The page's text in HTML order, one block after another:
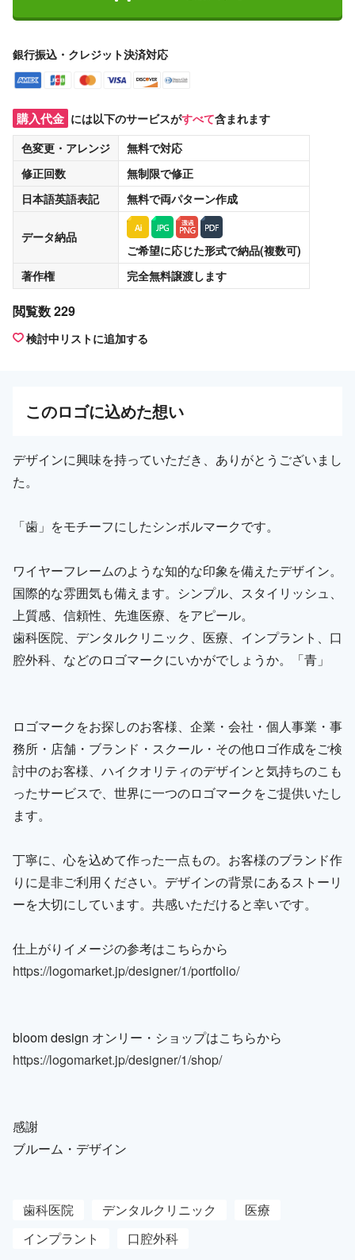
銀行振込・クレジット決済対応
購入代金 には以下のサービスがすべて含まれます
色変更・アレンジ
無料で対応
修正回数
無制限で修正
日本語英語表記
無料で両パターン作成
データ納品
ご希望に応じた形式で納品(複数可)
著作権
完全無料譲渡します
閲覧数 229
検討中リストに追加する
このロゴに込めた想い
デザインに興味を持っていただき、ありがとうございまし
た。
「歯」をモチーフにしたシンボルマークです。
ワイヤーフレームのような知的な印象を備えたデザイン。
国際的な雰囲気も備えます。シンプル、スタイリッシュ、
上質感、信頼性、先進医療、をアピール。
歯科医院、デンタルクリニック、医療、インプラント、口
腔外科、などのロゴマークにいかがでしょうか。「青」
ロゴマークをお探しのお客様、企業・会社・個人事業・事
務所・店舗・ブランド・スクール・その他ロゴ作成をご検
討中のお客様、ハイクオリティのデザインと気持ちのこも
ったサービスで、世界に一つのロゴマークをご提供いたし
ます。
丁寧に、心を込めて作った一点もの。お客様のブランド作
りに是非ご利用ください。デザインの背景にあるストーリ
ーを大切にしています。共感いただけると幸いです。
仕上がりイメージの参考はこちらから
https://logomarket.jp/designer/1/portfolio/
bloom design オンリー・ショップはこちらから
https://logomarket.jp/designer/1/shop/
感謝
ブルーム・デザイン
歯科医院 デンタルクリニック
医療
インプラント
口腔外科